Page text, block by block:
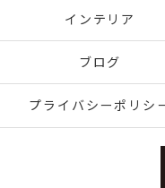
インテリア
ブログ
プライバシーポリシ